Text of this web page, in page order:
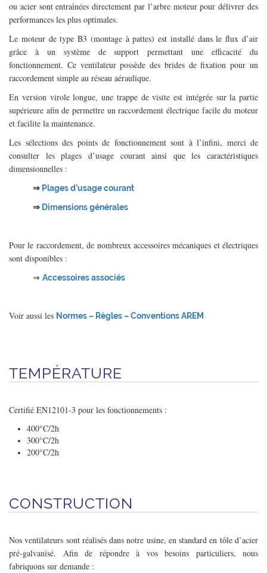
ou acier sont entraînées directement par l’arbre moteur pour délivrer des
performances les plus optimales.
Le moteur de type B3 (montage à pattes) est installé dans le flux d’air
grâce à un système de support permettant une efficacité du
fonctionnement. Ce ventilateur possède des brides de fixation pour un
raccordement simple au réseau aéraulique.
En version virole longue, une trappe de visite est intégrée sur la partie
supérieure afin de permettre un raccordement électrique facile du moteur
et facilite la maintenance.
Les sélections des points de fonctionnement sont à l’infini, merci de
consulter les plages d’usage courant ainsi que les caractéristiques
dimensionnelles :
⇒ Plages d’usage courant
⇒ Dimensions générales
Pour le raccordement, de nombreux accessoires mécaniques et électriques
sont disponibles :
⇒ Accessoires associés
Voir aussi les Normes – Règles – Conventions AREM
TEMPÉRATURE
Certifié EN12101-3 pour les fonctionnements :
400°C/2h
300°C/2h
200°C/2h
CONSTRUCTION
Nos ventilateurs sont réalisés dans notre usine, en standard en tôle d’acier
pré-galvanisé. Afin de répondre à vos besoins particuliers, nous
fabriquons sur demande :